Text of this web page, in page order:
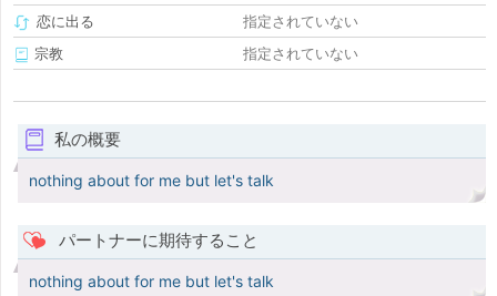
恋に出る
指定されていない
宗教
指定されていない
私の概要
nothing about for me but let's talk
パートナーに期待すること
nothing about for me but let's talk